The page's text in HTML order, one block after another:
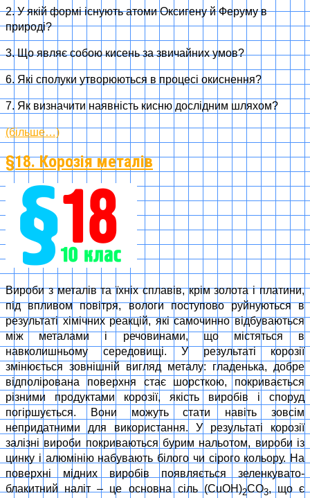
2. У якій формі існують атоми Оксигену й Феруму в
природі?
3. Що являє собою кисень за звичайних умов?
6. Які сполуки утворюються в процесі окиснення?
7. Як визначити наявність кисню дослідним шляхом?
(більше…)
§18. Корозія металів
Вироби з металів та їхніх сплавів, крім золота і платини,
під впливом повітря, вологи поступово руйнуються в
результаті хімічних реакцій, які самочинно відбуваються
між металами і речовинами, що містяться в
навколишньому середовищі. У результаті корозії
змінюється зовнішній вигляд металу: гладенька, добре
відполірована поверхня стає шорсткою, покривається
різними продуктами корозії, якість виробів і споруд
погіршується. Вони можуть стати навіть зовсім
непридатними для використання. У результаті корозії
залізні вироби покриваються бурим нальотом, вироби із
цинку і алюмінію набувають білого чи сірого кольору. На
поверхні мідних виробів появляється зеленкувато-
блакитний наліт – це основна сіль (CuOH)2CO3, що є